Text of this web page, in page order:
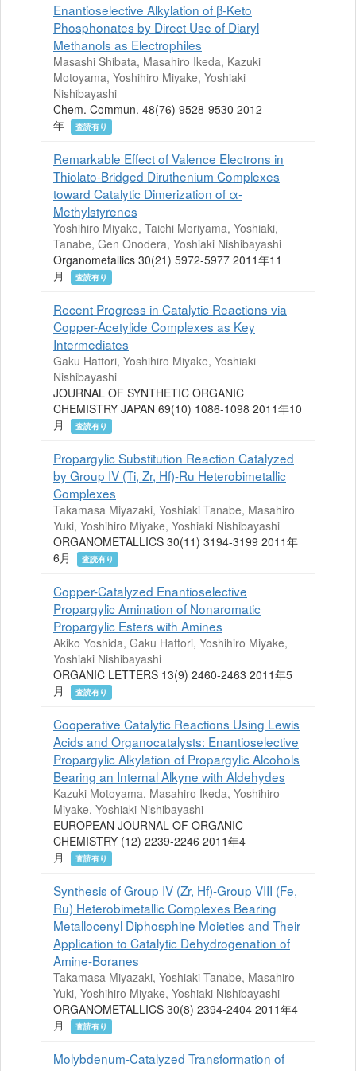
Enantioselective Alkylation of β-Keto
Phosphonates by Direct Use of Diaryl
Methanols as Electrophiles
Masashi Shibata, Masahiro Ikeda, Kazuki
Motoyama, Yoshihiro Miyake, Yoshiaki
Nishibayashi
Chem. Commun. 48(76) 9528-9530 2012
年
査読有り
Remarkable Effect of Valence Electrons in
Thiolato-Bridged Diruthenium Complexes
toward Catalytic Dimerization of α-
Methylstyrenes
Yoshihiro Miyake, Taichi Moriyama, Yoshiaki,
Tanabe, Gen Onodera, Yoshiaki Nishibayashi
Organometallics 30(21) 5972-5977 2011年11
月
査読有り
Recent Progress in Catalytic Reactions via
Copper-Acetylide Complexes as Key
Intermediates
Gaku Hattori, Yoshihiro Miyake, Yoshiaki
Nishibayashi
JOURNAL OF SYNTHETIC ORGANIC
CHEMISTRY JAPAN 69(10) 1086-1098 2011年10
月
査読有り
Propargylic Substitution Reaction Catalyzed
by Group IV (Ti, Zr, Hf)-Ru Heterobimetallic
Complexes
Takamasa Miyazaki, Yoshiaki Tanabe, Masahiro
Yuki, Yoshihiro Miyake, Yoshiaki Nishibayashi
ORGANOMETALLICS 30(11) 3194-3199 2011年
6月
査読有り
Copper-Catalyzed Enantioselective
Propargylic Amination of Nonaromatic
Propargylic Esters with Amines
Akiko Yoshida, Gaku Hattori, Yoshihiro Miyake,
Yoshiaki Nishibayashi
ORGANIC LETTERS 13(9) 2460-2463 2011年5
月
査読有り
Cooperative Catalytic Reactions Using Lewis
Acids and Organocatalysts: Enantioselective
Propargylic Alkylation of Propargylic Alcohols
Bearing an Internal Alkyne with Aldehydes
Kazuki Motoyama, Masahiro Ikeda, Yoshihiro
Miyake, Yoshiaki Nishibayashi
EUROPEAN JOURNAL OF ORGANIC
CHEMISTRY (12) 2239-2246 2011年4
月
査読有り
Synthesis of Group IV (Zr, Hf)-Group VIII (Fe,
Ru) Heterobimetallic Complexes Bearing
Metallocenyl Diphosphine Moieties and Their
Application to Catalytic Dehydrogenation of
Amine-Boranes
Takamasa Miyazaki, Yoshiaki Tanabe, Masahiro
Yuki, Yoshihiro Miyake, Yoshiaki Nishibayashi
ORGANOMETALLICS 30(8) 2394-2404 2011年4
月
査読有り
Molybdenum-Catalyzed Transformation of